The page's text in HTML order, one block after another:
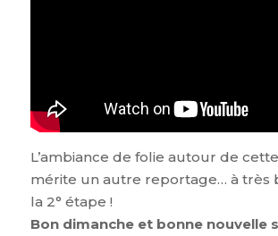
L’ambiance de folie autour de
mérite un autre reportage… à très
la 2° étape !
Bon dimanche et bonne nouvelle